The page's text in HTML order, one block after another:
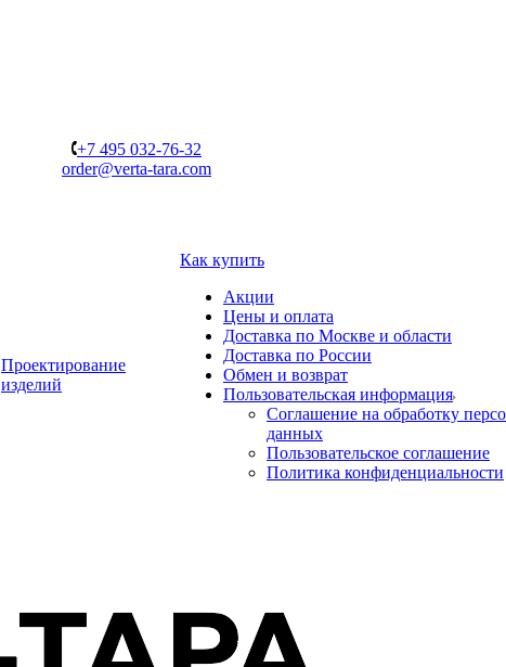
+7 495 032-76-32
order@verta-tara.com
Проектирование
изделий
Как купить
Акции
Цены и оплата
Доставка по Москве и области
Доставка по России
Обмен и возврат
Пользовательская информация
Соглашение на обработку
данных
Пользовательское соглашение
Политика конфиденциальности